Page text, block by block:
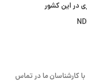
در این کشور
با کارشناسان ما در تماس